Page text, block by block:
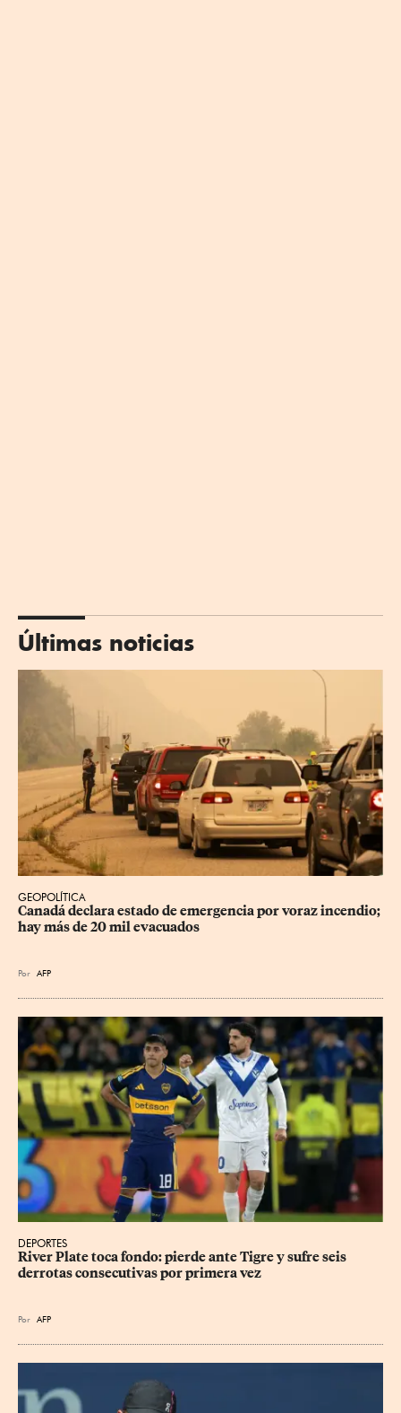
Últimas noticias
GEOPOLÍTICA
Canadá declara estado de emergencia por voraz incendio;
hay más de 20 mil evacuados
Por AFP
DEPORTES
River Plate toca fondo: pierde ante Tigre y sufre seis
derrotas consecutivas por primera vez
Por AFP